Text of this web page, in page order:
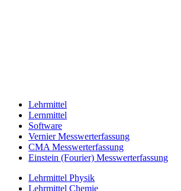
Lehrmittel
Lernmittel
Software
Vernier Messwerterfassung
CMA Messwerterfassung
Einstein (Fourier) Messwerterfassung
Lehrmittel Physik
Lehrmittel Chemie